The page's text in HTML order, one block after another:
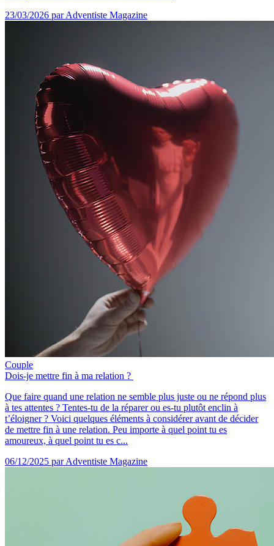
23/03/2026 par Adventiste Magazine
Couple
Dois-je mettre fin à ma relation ?
Que faire quand une relation ne semble plus juste ou ne répond plus
à tes attentes ? Tentes-tu de la réparer ou es-tu plutôt enclin à
t’éloigner ? Voici quelques éléments à considérer avant de décider
de mettre fin à une relation. Peu importe à quel point tu es
amoureux, à quel point tu es c...
06/12/2025 par Adventiste Magazine